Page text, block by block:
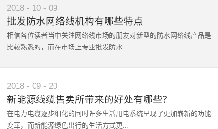
源线缆生产厂家才能很好满足这个要求。综合的说起来可靠的新能源
线缆生产厂家身上是具备多种特点的，其不仅在核心团队IDE从业经
历方面有丰厚的经验加持让其非常懂市场趋势，同时其在经营理念方
面也坚持诚信和注重细节，另外很显然更具影响力的新能源线缆生产
产厂家的官方网站等官方媒体渠道中都有相关内容的介绍。2、考察
厂家产品的具体参数性能及表现然后我们还要考察新能源线缆生产厂
家产品的具体参数性能数据信息，可以说这个是最能只管向我们反映
该厂家技术水平的关键内容，而且这个深入了解的过程在让我们评估
客户根据效果及感受发布的，那么这些内容综合起来形成口碑对新能
源线缆生产厂家各方面水平都是很好的展示。所以很显然的是针对挑
选新能源线缆生产厂家的问题以上几个技巧都是比较实用的，我们一
般可以先考察厂家的相关产品技术从业经历来判断其专业成熟度，然
产能和成熟的生产销售网络，人们对批发防水网络线的发展前景好的
描述非常的认可，的确我们也感受到了优秀的批发防水网络线的口碑
管理一直做得非常的好，那么接下来要讨论的是具备哪种特质的批发
防水网络线最值得相信？1、品质管理严格有保障的首先，大家一定
能够想到值得相信的批发防水网络线公司一定在品质管理方面做得很
的。2、诚信经营懂市场发展趋势的然后大家也看到了非常受欢迎的
批发防水网络线公司是一诚信经营为经营理念的，而这里的诚信主要
表现在销售价格以及质量管理方面付诸的多种努力和实践，诸多一线
工作者都表示与这样的批发防水网络线机构进行深层次合作是非常放
2018 - 10 - 09
批发防水网络线机构有哪些特点
相信各位读者当中关注网络线市场的朋友对新型的防水网络线产品是
比较熟悉的，而在市场上专业批发防水...
网络线的优秀机构在该领域的技术成熟度方面非常可靠，效率高效的
批发防水网络线业务让他们的客户得到非常好的合作体验，而知名媒
体数据也表明批发防水网络线的口碑表现极好，那么现在我们就来看
下备受关注的批发防水网络线机构有什么样的特点？1、产品技术成
2018 - 09 - 20
新能源线缆售卖所带来的好处有哪些？
在电力电缆逐步细化的同时许多生活用电系统呈现了更加崭新的功能
变革，而新能源绿色出行的生活方式更...